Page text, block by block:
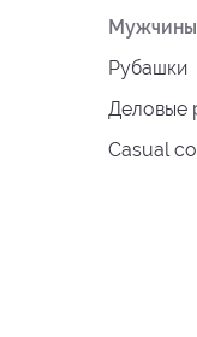
Мужчины
Рубашки
Деловые
Casual